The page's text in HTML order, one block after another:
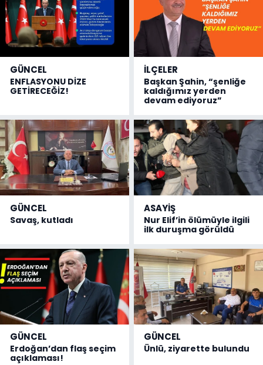
GÜNCEL
ENFLASYONU DİZE
GETİRECEĞİZ!
İLÇELER
Başkan Şahin, “şenliğe
kaldığımız yerden
devam ediyoruz”
GÜNCEL
Savaş, kutladı
ASAYİŞ
Nur Elif’in ölümüyle ilgili
ilk duruşma görüldü
GÜNCEL
Erdoğan’dan flaş seçim
açıklaması!
GÜNCEL
Ünlü, ziyarette bulundu